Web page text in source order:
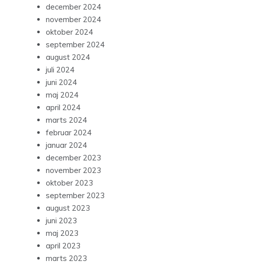
december 2024
november 2024
oktober 2024
september 2024
august 2024
juli 2024
juni 2024
maj 2024
april 2024
marts 2024
februar 2024
januar 2024
december 2023
november 2023
oktober 2023
september 2023
august 2023
juni 2023
maj 2023
april 2023
marts 2023